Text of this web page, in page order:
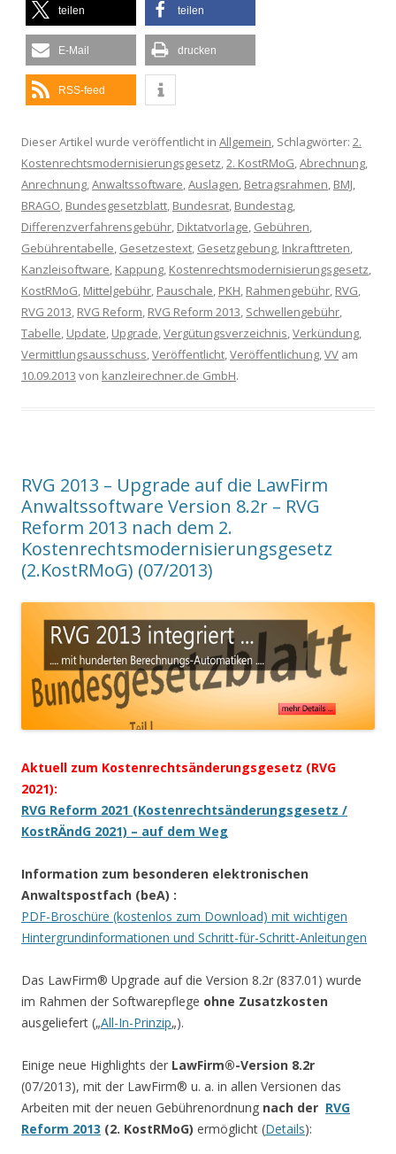
teilen teilen
E-Mail drucken
RSS-feed
Dieser Artikel wurde veröffentlicht in Allgemein, Schlagwörter: 2.
Kostenrechtsmodernisierungsgesetz,2. KostRMoG,Abrechnung,
Anrechnung,Anwaltssoftware,Auslagen, Betragsrahmen, BMJ,
BRAGO, Bundesgesetzblatt, Bundesrat, Bundestag,
Differenzverfahrensgebühr, Diktatvorlage, Gebühren,
Gebührentabelle, Gesetzestext, Gesetzgebung, Inkrafttreten,
Kanzleisoftware, Kappung, Kostenrechtsmodernisierungsgesetz,
KostRMoG, Mittelgebühr, Pauschale, PKH, Rahmengebühr, RVG,
RVG 2013, RVG Reform, RVG Reform 2013, Schwellengebühr,
Tabelle, Update, Upgrade,Vergütungsverzeichnis,Verkündung,
Vermittlungsausschuss,Veröffentlicht,Veröffentlichung,VV am
10.09.2013 von kanzleirechner.de GmbH.
RVG 2013 – Upgrade auf die LawFirm
Anwaltssoftware Version 8.2r – RVG
Reform 2013 nach dem 2.
Kostenrechtsmodernisierungsgesetz
(2.KostRMoG) (07/2013)
Aktuell zum Kostenrechtsänderungsgesetz (RVG
2021):
RVG Reform 2021 (Kostenrechtsänderungsgesetz /
KostRÄndG 2021) – auf dem Weg
Information zum besonderen elektronischen
Anwaltspostfach (beA) :
PDF-Broschüre (kostenlos zum Download) mit wichtigen
Hintergrundinformationen und Schritt-für-Schritt-Anleitungen
Das LawFirm® Upgrade auf die Version 8.2r (837.01) wurde
im Rahmen der Softwarepflege ohne Zusatzkosten
ausgeliefert („All-In-Prinzip„).
Einige neue Highlights der LawFirm®-Version 8.2r
(07/2013), mit der LawFirm® u. a. in allen Versionen das
Arbeiten mit der neuen Gebührenordnung nach der RVG
Reform 2013 (2. KostRMoG) ermöglicht (Details):